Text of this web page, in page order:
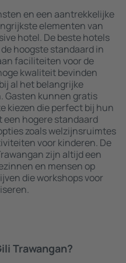
en een aantrekkelijke
elementen van
hotel. De beste hotels
hoogste standaard in
faciliteiten voor de
kwaliteit bevinden
al het belangrijke
Gasten kunnen gratis
kiezen die perfect bij hun
een hogere standaard
zoals welzijnsruimtes
voor kinderen. De
zijn altijd een
en mensen op
die workshops voor
Trawangan?